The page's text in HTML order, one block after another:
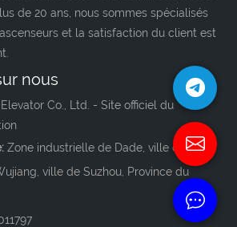
de 20 ans, nous sommes spécialisés
et la satisfaction du client est
nous
Co., Ltd. - Site officiel du
Zone industrielle de Dade, ville de
ville de Suzhou, Province du